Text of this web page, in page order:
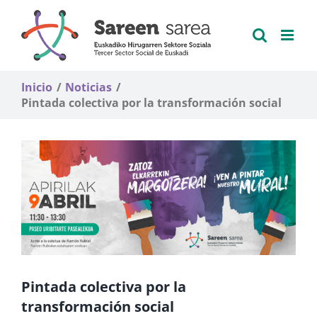
contenido
Inicio
Noticias
Pintada colectiva por la transformación social
Pintada colectiva por la
transformación social